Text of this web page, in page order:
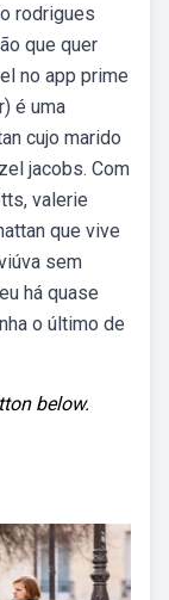
rodrigues
que quer
no app prime
é uma
cujo marido
jacobs. Com
valerie
que vive
sem
há quase
o último de
below.